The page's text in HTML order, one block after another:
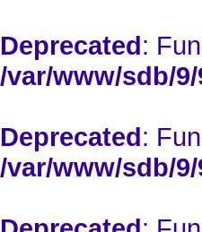
Deprecated:
/var/www/sdb/
Deprecated:
/var/www/sdb/